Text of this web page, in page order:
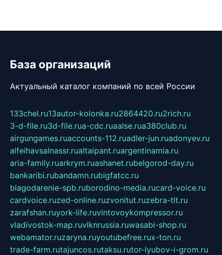
База организаций
Актуальный каталог компаний по всей России
133chel.ru13autor-kolonka.ru2864420.ru2rich.ru
3-d-file.ru3d-file.rua-cdc.ruaalse.rua380club.ru
airgungames.ruaccounts-112.ruadler-jun.ruadonyev.ru
alfeihavsalnassr.rualtaipant.ruargentinamia.ru
aria-family.ruarkrym.ruashanet.rubelgorod-day.ru
bankaribi.rubandamn.rubigfatcc.ru
blagodarenie-spb.ruborodino-media.rucard-voice.ru
cardvoice.ruzed-online.ruzvonitut.ruzebra-tlt.ru
zarafshan.ruyork-life.ruvintovoykompressor.ru
vladivostok-map.ruvlknrussia.ruwasabi-shop.ru
webamator.ruzaryna.ruyoutubefree.rux-ton.ru
trade-farm.rutajuncos.rutaksu.rutor-lyubov-i-grom.ru